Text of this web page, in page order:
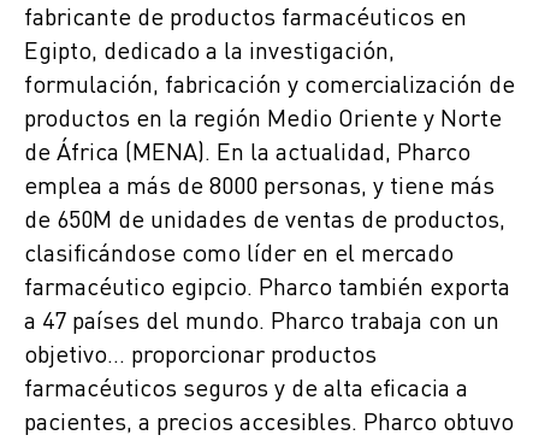
fabricante de productos farmacéuticos en
Egipto, dedicado a la investigación,
formulación, fabricación y comercialización de
productos en la región Medio Oriente y Norte
de África (MENA). En la actualidad, Pharco
emplea a más de 8000 personas, y tiene más
de 650M de unidades de ventas de productos,
clasificándose como líder en el mercado
farmacéutico egipcio. Pharco también exporta
a 47 países del mundo. Pharco trabaja con un
objetivo… proporcionar productos
farmacéuticos seguros y de alta eficacia a
pacientes, a precios accesibles. Pharco obtuvo